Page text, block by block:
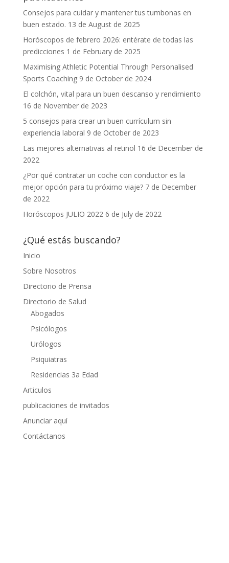
Consejos para cuidar y mantener tus tumbonas en
buen estado. 13 de August de 2025
Horóscopos de febrero 2026: entérate de todas las
predicciones 1 de February de 2025
Maximising Athletic Potential Through Personalised
Sports Coaching 9 de October de 2024
El colchón, vital para un buen descanso y rendimiento
16 de November de 2023
5 consejos para crear un buen currículum sin
experiencia laboral 9 de October de 2023
Las mejores alternativas al retinol 16 de December de
2022
¿Por qué contratar un coche con conductor es la
mejor opción para tu próximo viaje? 7 de December
de 2022
Horóscopos JULIO 2022 6 de July de 2022
¿Qué estás buscando?
Inicio
Sobre Nosotros
Directorio de Prensa
Directorio de Salud
Abogados
Psicólogos
Urólogos
Psiquiatras
Residencias 3a Edad
Articulos
publicaciones de invitados
Anunciar aquí
Contáctanos